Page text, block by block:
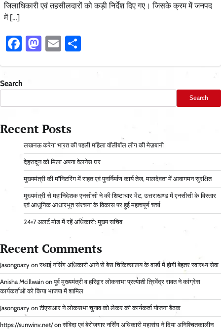
जिलाधिकारी एवं तहसीलदारों को कड़ी निर्देश दिए गए। जिसके क्रम में जनपद
में […]
Facebook
Mastodon
Email
Search
Search
Recent Posts
लखनऊ करेगा भारत की पहली महिला वॉलीबॉल लीग की मेज़बानी
देहरादून को मिला अपना वेलनेस घर
मुख्यमंत्री की मॉनिटरिंग में राहत एवं पुनर्निर्माण कार्य तेज, मालदेवता में आवागमन सुरक्षित
मुख्यमंत्री से महानिदेशक एनसीसी ने की शिष्टाचार भेंट, उत्तराखण्ड में एनसीसी के विस्तार
एवं आधुनिक आधारभूत संरचना के विकास पर हुई महत्वपूर्ण चर्चा
24×7 अलर्ट मोड में रहें अधिकारी: मुख्य सचिव
Recent Comments
Jasongoazy onस्थाई नर्सिंग अधिकारी आने से बेस चिकित्सालय के वार्डो में होगी बेहतर स्वास्थ्य सेवा
Anisha Mcillwain onपूर्व मुख्यमंत्री व हरिद्वार लोकसभा प्रत्याशी त्रिवेंद्र रावत ने कांग्रेस
कार्यकर्ताओं को किया भाजपा में शामिल
Jasongoazy onटीएसआर ने लोकसभा चुनाव को लेकर की कार्यकर्ता योजना बैठक
https://sunwinv.net/onसंविदा एवं बेरोजगार नर्सिंग अधिकारी महासंघ ने दिया अनिश्चितकालीन